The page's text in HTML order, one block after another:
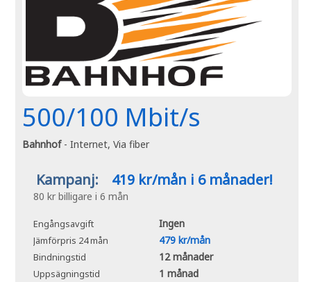
500/100 Mbit/s
Bahnhof- Internet, Via fiber
Kampanj: 419 kr/mån i 6 månader!
80 kr billigare i 6 mån
Engångsavgift Ingen
Jämförpris 24 mån 479 kr/mån
Bindningstid 12 månader
Uppsägningstid 1 månad